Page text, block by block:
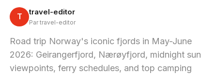
T travel-editor
Par travel-editor
Road trip Norway's iconic fjords in May-June
2026: Geirangerfjord, Nærøyfjord, midnight sun
viewpoints, ferry schedules, and top camping